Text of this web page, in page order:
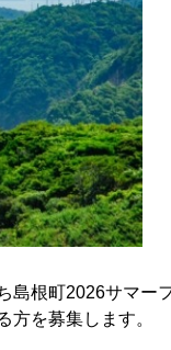
根町2026サマ
方を募集します。